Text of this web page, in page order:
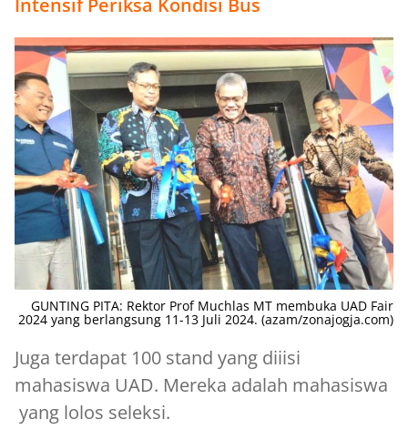
GUNTING PITA: Rektor Prof Muchlas MT membuka UAD Fair
2024 yang berlangsung 11-13 Juli 2024. (azam/zonajogja.com)
Juga terdapat 100 stand yang diiisi
mahasiswa UAD. Mereka adalah mahasiswa
yang lolos seleksi.